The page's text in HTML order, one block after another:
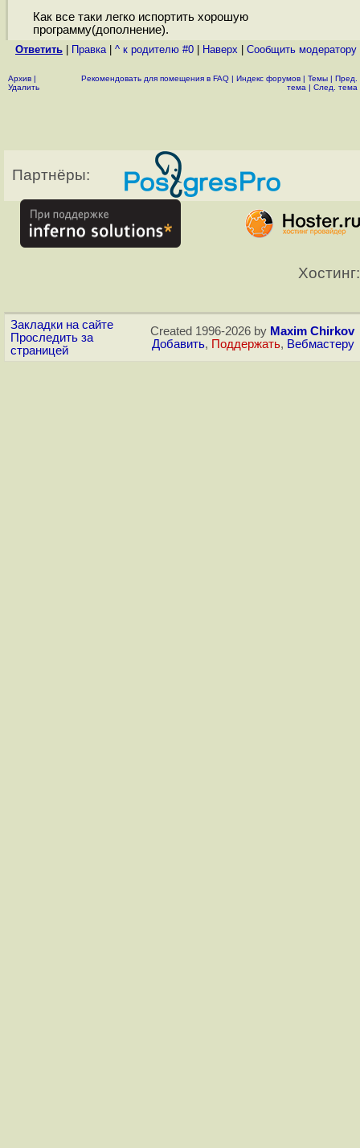
Как все таки легко испортить хорошую
программу(дополнение).
Ответить Правка| ^ к родителю #0 Наверх Cообщить модератору
Архив |
Удалить
Рекомендовать для помещения в FAQ | Индекс форумов | Темы | Пред.
тема | След. тема
Партнёры:
Хостинг:
Закладки на сайте
Проследить за
страницей
Created 1996-2026 by Maxim Chirkov
Добавить, Поддержать, Вебмастеру